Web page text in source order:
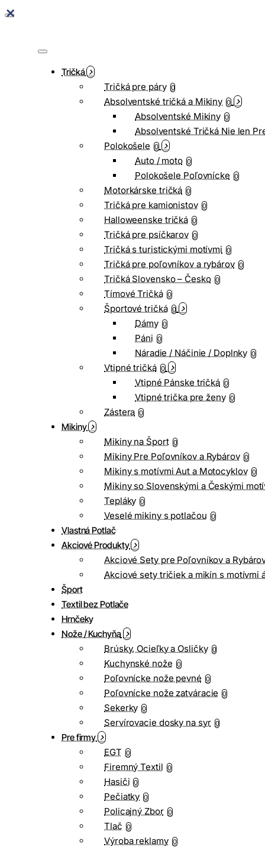
Tričká
Tričká pre páry 0
Absolventské tričká a Mikiny 0
Absolventské Mikiny 0
Absolventské Tričká Nie len
Polokošele 0
Auto / moto 0
Polokošele Poľovnícke 0
Motorkárske tričká 0
Tričká pre kamionistov 0
Halloweenske tričká 0
Tričká pre psíčkarov 0
Tričká s turistickými motívmi 0
Tričká pre poľovníkov a rybárov 0
Tričká Slovensko – Česko 0
Tímové Tričká 0
Športové tričká 0
Dámy 0
Páni 0
Náradie / Náčinie / Doplnky 0
Vtipné tričká 0
Vtipné Pánske tričká 0
Vtipné trička pre ženy 0
Zástera 0
Mikiny
Mikiny na Šport 0
Mikiny Pre Poľovníkov a Rybárov 0
Mikiny s motívmi Aut a Motocyklov 0
Mikiny so Slovenskými a Českými
Tepláky 0
Veselé mikiny s potlačou 0
Vlastná Potlač
Akciové Produkty
Akciové Sety pre Poľovníkov a
Akciové sety tričiek a mikín s motívmi
Šport
Textil bez Potlače
Hrnčeky
Nože / Kuchyňa
Brúsky, Ocieľky a Osličky 0
Kuchynské nože 0
Poľovnícke nože pevné 0
Poľovnícke nože zatváracie 0
Sekerky 0
Servírovacie dosky na syr 0
Pre firmy
EGT 0
Firemný Textil 0
Hasiči 0
Pečiatky 0
Policajný Zbor 0
Tlač 0
Výroba reklamy 0